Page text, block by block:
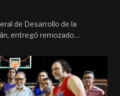
de Desarrollo de la
entregó remozado…